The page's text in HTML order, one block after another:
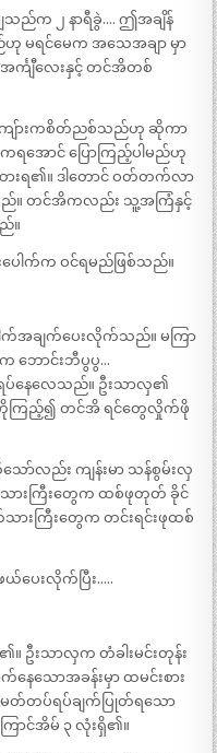
သည်က ၂ နာရီခွဲ…. ဤအချိန်
ဟု မရင်မေက အသေအချာ မှာ
င်္ကျီလေးနှင့် တင်အိတစ်
ျ်ားကစိတ်ညစ်သည်ဟု ဆိုကာ
အောင် ပြောကြည့်ပါမည်ဟု
ားရ၏။ ဒါတောင် ဝတ်တက်လာ
သည်။ တင်အိကလည်း သူ့အကြံနှင့်
။
ေါက်က ဝင်ရမည်ဖြစ်သည်။
က်အချက်ပေးလိုက်သည်။ မကြာ
ဘောင်းဘီပွပွ…
ရပ်နေလေသည်။ ဦးသာလှ၏
ကိုကြည့်၍ တင်အိ ရင်တွေလှိုက်ဖို
ာ်လည်း ကျန်းမာ သန်စွမ်းလှ
ားကြီးတွေက ထစ်ဖုတုတ် ခိုင်
းကြီးတွေက တင်းရင်းဖုထစ်
ပေးလိုက်ပြီး…..
းသာလှက တံခါးမင်းတုန်း
ောအခန်းမှာ ထမင်းစား
မတ်တပ်ရပ်ချက်ပြုတ်ရသော
ောင်အိမ် ၃ လုံးရှိ၏။